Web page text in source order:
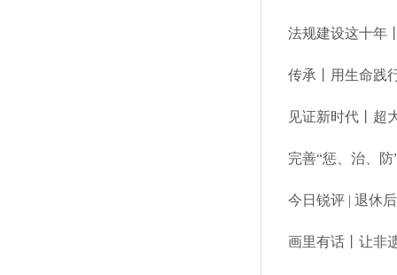
法规建设这十年
传承丨用生命践
见证新时代丨超
完善“惩、治、
今日锐评 | 退休
画里有话丨让非